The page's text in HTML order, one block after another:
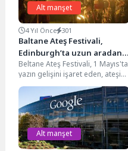
Alt manşet
4 Yıl Önce 301
Baltane Ateş Festivali,
Edinburgh’ta uzun aradan
sonra tekrar kutlandı
Beltane Ateş Festivali, 1 Mayıs'ta
yazın gelişini işaret eden, ateşin,
yeni yaşamın ve saflığın
kutlandığı...
Alt manşet